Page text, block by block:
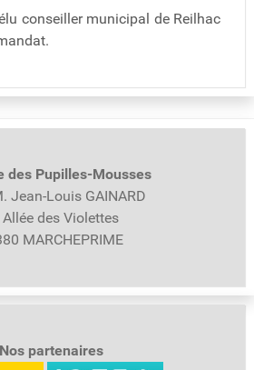
conseiller municipal de Reilhac
des Pupilles-Mousses
Jean-Louis GAINARD
Allée des Violettes
MARCHEPRIME
Nos partenaires